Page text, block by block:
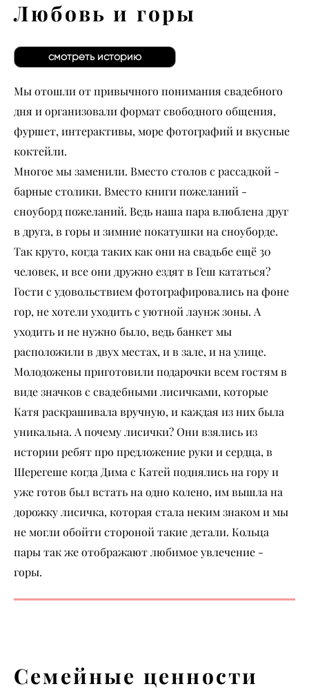
Любовь и горы
смотреть историю
Мы отошли от привычного понимания свадебного
дня и организовали формат свободного общения,
фуршет, интерактивы, море фотографий и вкусные
коктейли.
Многое мы заменили. Вместо столов с рассадкой -
барные столики. Вместо книги пожеланий -
сноуборд пожеланий. Ведь наша пара влюблена друг
в друга, в горы и зимние покатушки на сноуборде.
Так круто, когда таких как они на свадьбе ещё 30
человек, и все они дружно ездят в Геш кататься?
Гости с удовольствием фотографировались на фоне
гор, не хотели уходить с уютной лаунж зоны. А
уходить и не нужно было, ведь банкет мы
расположили в двух местах, и в зале, и на улице.
Молодожены приготовили подарочки всем гостям в
виде значков с свадебными лисичками, которые
Катя раскрашивала вручную, и каждая из них была
уникальна. А почему лисички? Они взялись из
истории ребят про предложение руки и сердца, в
Шерегеше когда Дима с Катей поднялись на гору и
уже готов был встать на одно колено, им вышла на
дорожку лисичка, которая стала неким знаком и мы
не могли обойти стороной такие детали. Кольца
пары так же отображают любимое увлечение -
горы.
Семейные ценности